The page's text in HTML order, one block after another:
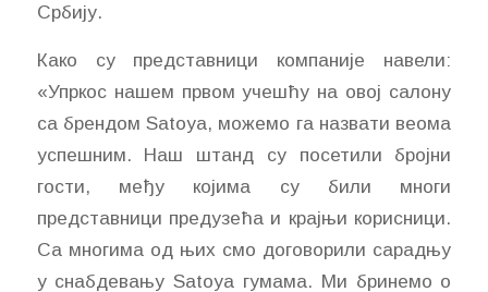
Србију.
Како су представници компаније навели:
«Упркос нашем првом учешћу на овој салону
са брендом Satoya, можемо га назвати веома
успешним. Наш штанд су посетили бројни
гости, међу којима су били многи
представници предузећа и крајњи корисници.
Са многима од њих смо договорили сарадњу
у снабдевању Satoya гумама. Ми бринемо о